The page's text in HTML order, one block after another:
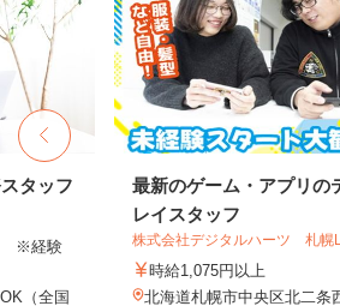
タッフ
※経験
（全国
最新のゲーム・アプリの
レイスタッフ
株式会社デジタルハーツ 札幌
時給1,075円以上
北海道札幌市中央区北二条